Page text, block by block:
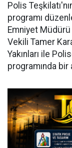
Polis
programı
Emniyet Müdürü
Vekili Tamer
Yakınları ile
programında bir